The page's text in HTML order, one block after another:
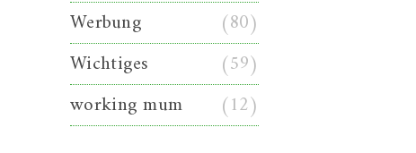
Werbung
(80)
Wichtiges
(59)
working mum
(12)